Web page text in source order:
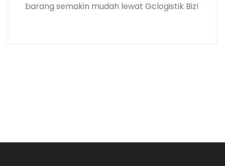
barang semakin mudah lewat Gclogistik Biz!